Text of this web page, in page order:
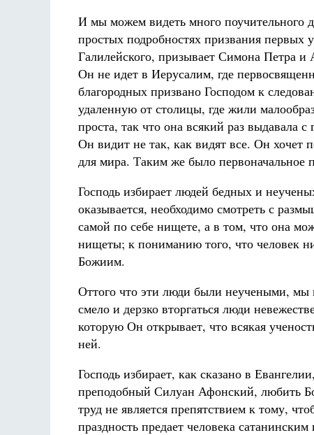
И мы можем видеть много поучительного
простых подробностях призвания
Галилейского, призывает Симона Петра и
Он не идет в Иерусалим, где
благородных призвано Господом к
удаленную от столицы, где жили
проста, так что она всякий раз выдавала
Он видит не так, как видят все. Он хочет
для мира. Таким же было первоначальное
Господь избирает людей бедных и
оказывается, необходимо смотреть с
самой по себе нищете, а в том, что она
нищеты; к пониманию того, что человек
Божиим.
Оттого что эти люди были неучеными,
смело и дерзко вторгаться люди
которую Он открывает, что всякая
ней.
Господь избирает, как сказано в
преподобный Силуан Афонский, любить
труд не является препятствием к тому,
праздность предает человека